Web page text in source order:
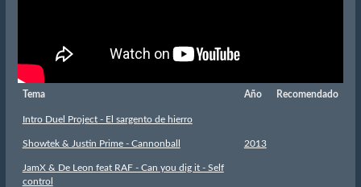
Tema Año Recomendado
Intro Duel Project - El sargento de hierro
Showtek & Justin Prime - Cannonball 2013
JamX & De Leon feat RAF - Can you dig it - Self
control